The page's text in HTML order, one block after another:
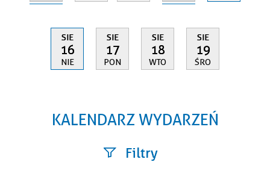
SIE
16
NIE
SIE
17
PON
SIE
18
WTO
SIE
19
ŚRO
KALENDARZ WYDARZEŃ
Filtry